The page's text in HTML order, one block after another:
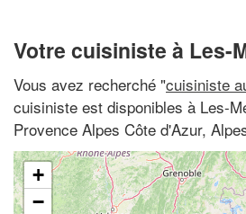
Votre cuisiniste à Les-
Vous avez recherché "cuisiniste
cuisiniste est disponibles à Les-
Provence Alpes Côte d'Azur,
+
−